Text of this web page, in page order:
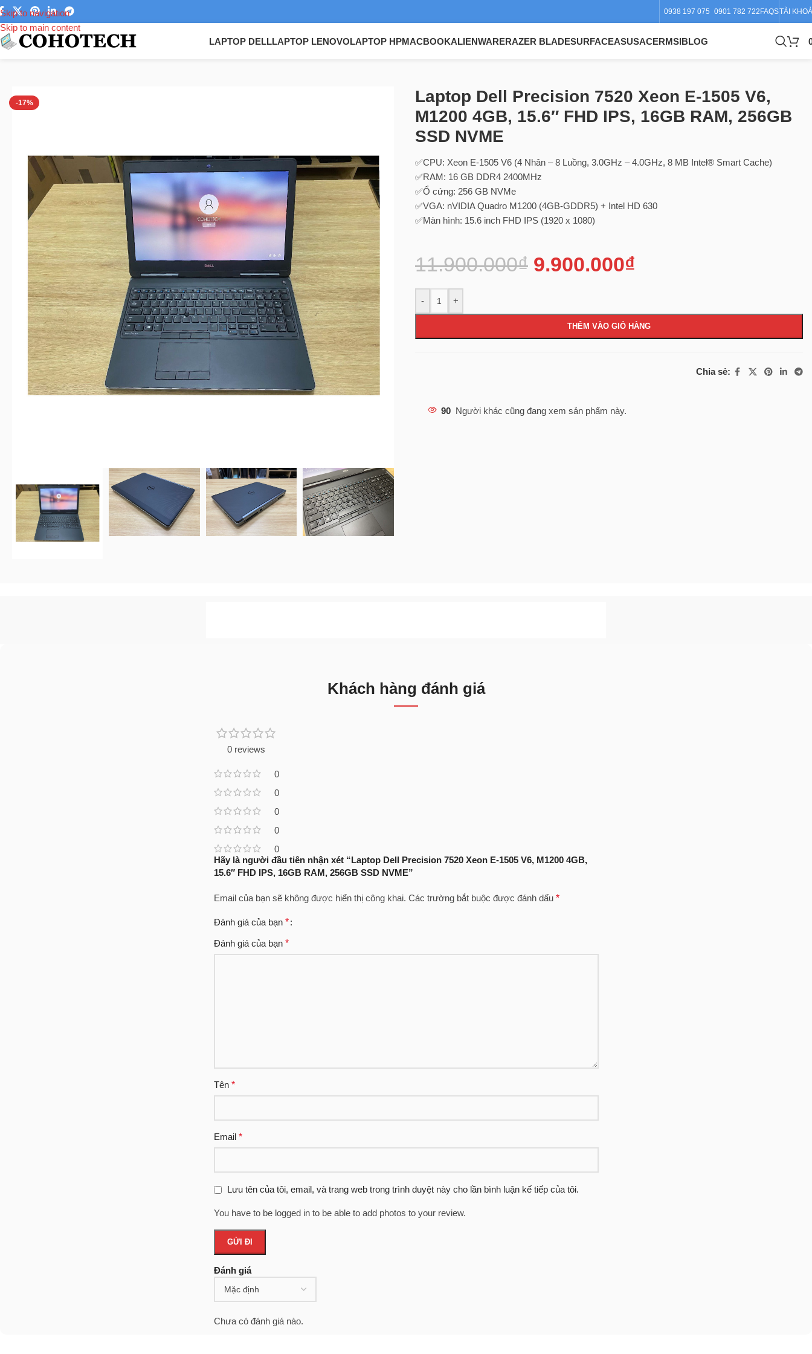
Skip to navigation
Skip to main content
0938 197 075 0901 782 722 FAQSTÀI
LAPTOP DELLLAPTOP LENOVOLAPTOP HPMACBOOKALIENWARERAZER BLADESURFACEASUSACERMSIBLOG
-17%
Laptop Dell Precision 7520 Xeon E-1505 V6,
M1200 4GB, 15.6″ FHD IPS, 16GB RAM, 256GB
SSD NVME
✅CPU: Xeon E-1505 V6 (4 Nhân – 8 Luồng, 3.0GHz – 4.0GHz, 8 MB Intel® Smart Cache)
✅RAM: 16 GB DDR4 2400MHz
✅Ổ cứng: 256 GB NVMe
✅VGA: nVIDIA Quadro M1200 (4GB-GDDR5) + Intel HD 630
✅Màn hình: 15.6 inch FHD IPS (1920 x 1080)
11.900.000₫ 9.900.000₫
- +
THÊM VÀO GIỎ HÀNG
Chia sẻ:
90 Người khác cũng đang xem sản phẩm này.
Khách hàng đánh giá
0 reviews
0
0
0
0
0
Đánh giá
Chưa có đánh giá nào.
Hãy là người đầu tiên nhận xét “Laptop Dell Precision 7520 Xeon E-1505 V6, M1200 4GB,
15.6″ FHD IPS, 16GB RAM, 256GB SSD NVME”
Email của bạn sẽ không được hiển thị công khai. Các trường bắt buộc được đánh dấu *
Đánh giá của bạn *
Đánh giá của bạn *
Tên *
Email *
Lưu tên của tôi, email, và trang web trong trình duyệt này cho lần bình luận kế tiếp của tôi.
You have to be logged in to be able to add photos to your review.